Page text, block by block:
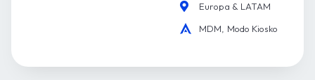
Europa & LATAM
MDM, Modo Kiosko